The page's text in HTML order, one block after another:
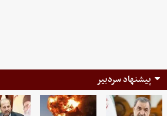
پیشنهاد سردبیر